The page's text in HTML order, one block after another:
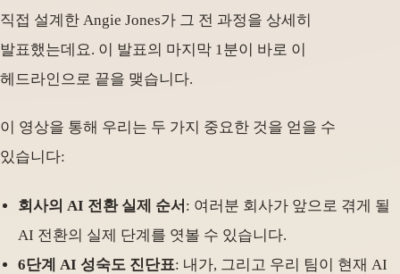
직접 설계한 Angie Jones가 그 전 과정을 상세히
발표했는데요. 이 발표의 마지막 1분이 바로 이
헤드라인으로 끝을 맺습니다.
이 영상을 통해 우리는 두 가지 중요한 것을 얻을 수
있습니다:
회사의 AI 전환 실제 순서 : 여러분 회사가 앞으로 겪게 될
AI 전환의 실제 단계를 엿볼 수 있습니다.
6단계 AI 성숙도 진단표: 내가, 그리고 우리 팀이 현재 AI